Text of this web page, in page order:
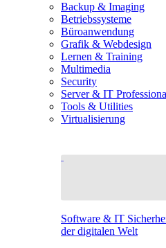
Backup & Imaging
Betriebssysteme
Büroanwendung
Grafik & Webdesign
Lernen & Training
Multimedia
Security
Server & IT
Tools & Utilities
Virtualisierung
Software & IT
der digitalen Welt